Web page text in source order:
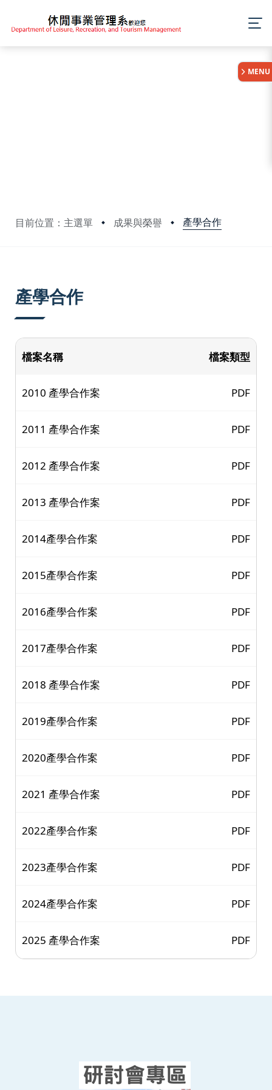
目前位置：主選單 成果與榮譽 產學合作
MENU
產學合作
檔案名稱 檔案類型
2010 產學合作案 PDF
2011 產學合作案 PDF
2012 產學合作案 PDF
2013 產學合作案 PDF
2014產學合作案 PDF
2015產學合作案 PDF
2016產學合作案 PDF
2017產學合作案 PDF
2018 產學合作案 PDF
2019產學合作案 PDF
2020產學合作案 PDF
2021 產學合作案 PDF
2022產學合作案 PDF
2023產學合作案 PDF
2024產學合作案 PDF
2025 產學合作案 PDF